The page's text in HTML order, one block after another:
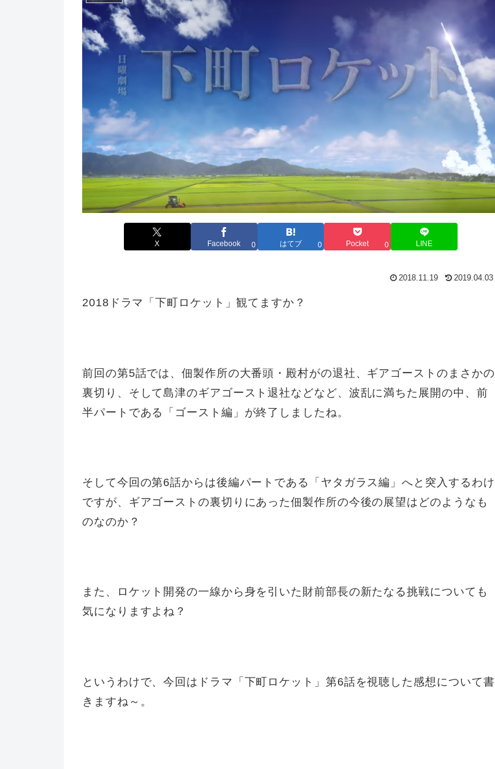
X Facebook 0 はてブ 0 Pocket 0 LINE
2018.11.19 2019.04.03
2018ドラマ「下町ロケット」観てますか？
前回の第5話では、佃製作所の大番頭・殿村がの退社、ギアゴーストのまさかの
裏切り、そして島津のギアゴースト退社などなど、波乱に満ちた展開の中、前
半パートである「ゴースト編」が終了しましたね。
そして今回の第6話からは後編パートである「ヤタガラス編」へと突入するわけ
ですが、ギアゴーストの裏切りにあった佃製作所の今後の展望はどのようなも
のなのか？
また、ロケット開発の一線から身を引いた財前部長の新たなる挑戦についても
気になりますよね？
というわけで、今回はドラマ「下町ロケット」第6話を視聴した感想について書
きますね～。